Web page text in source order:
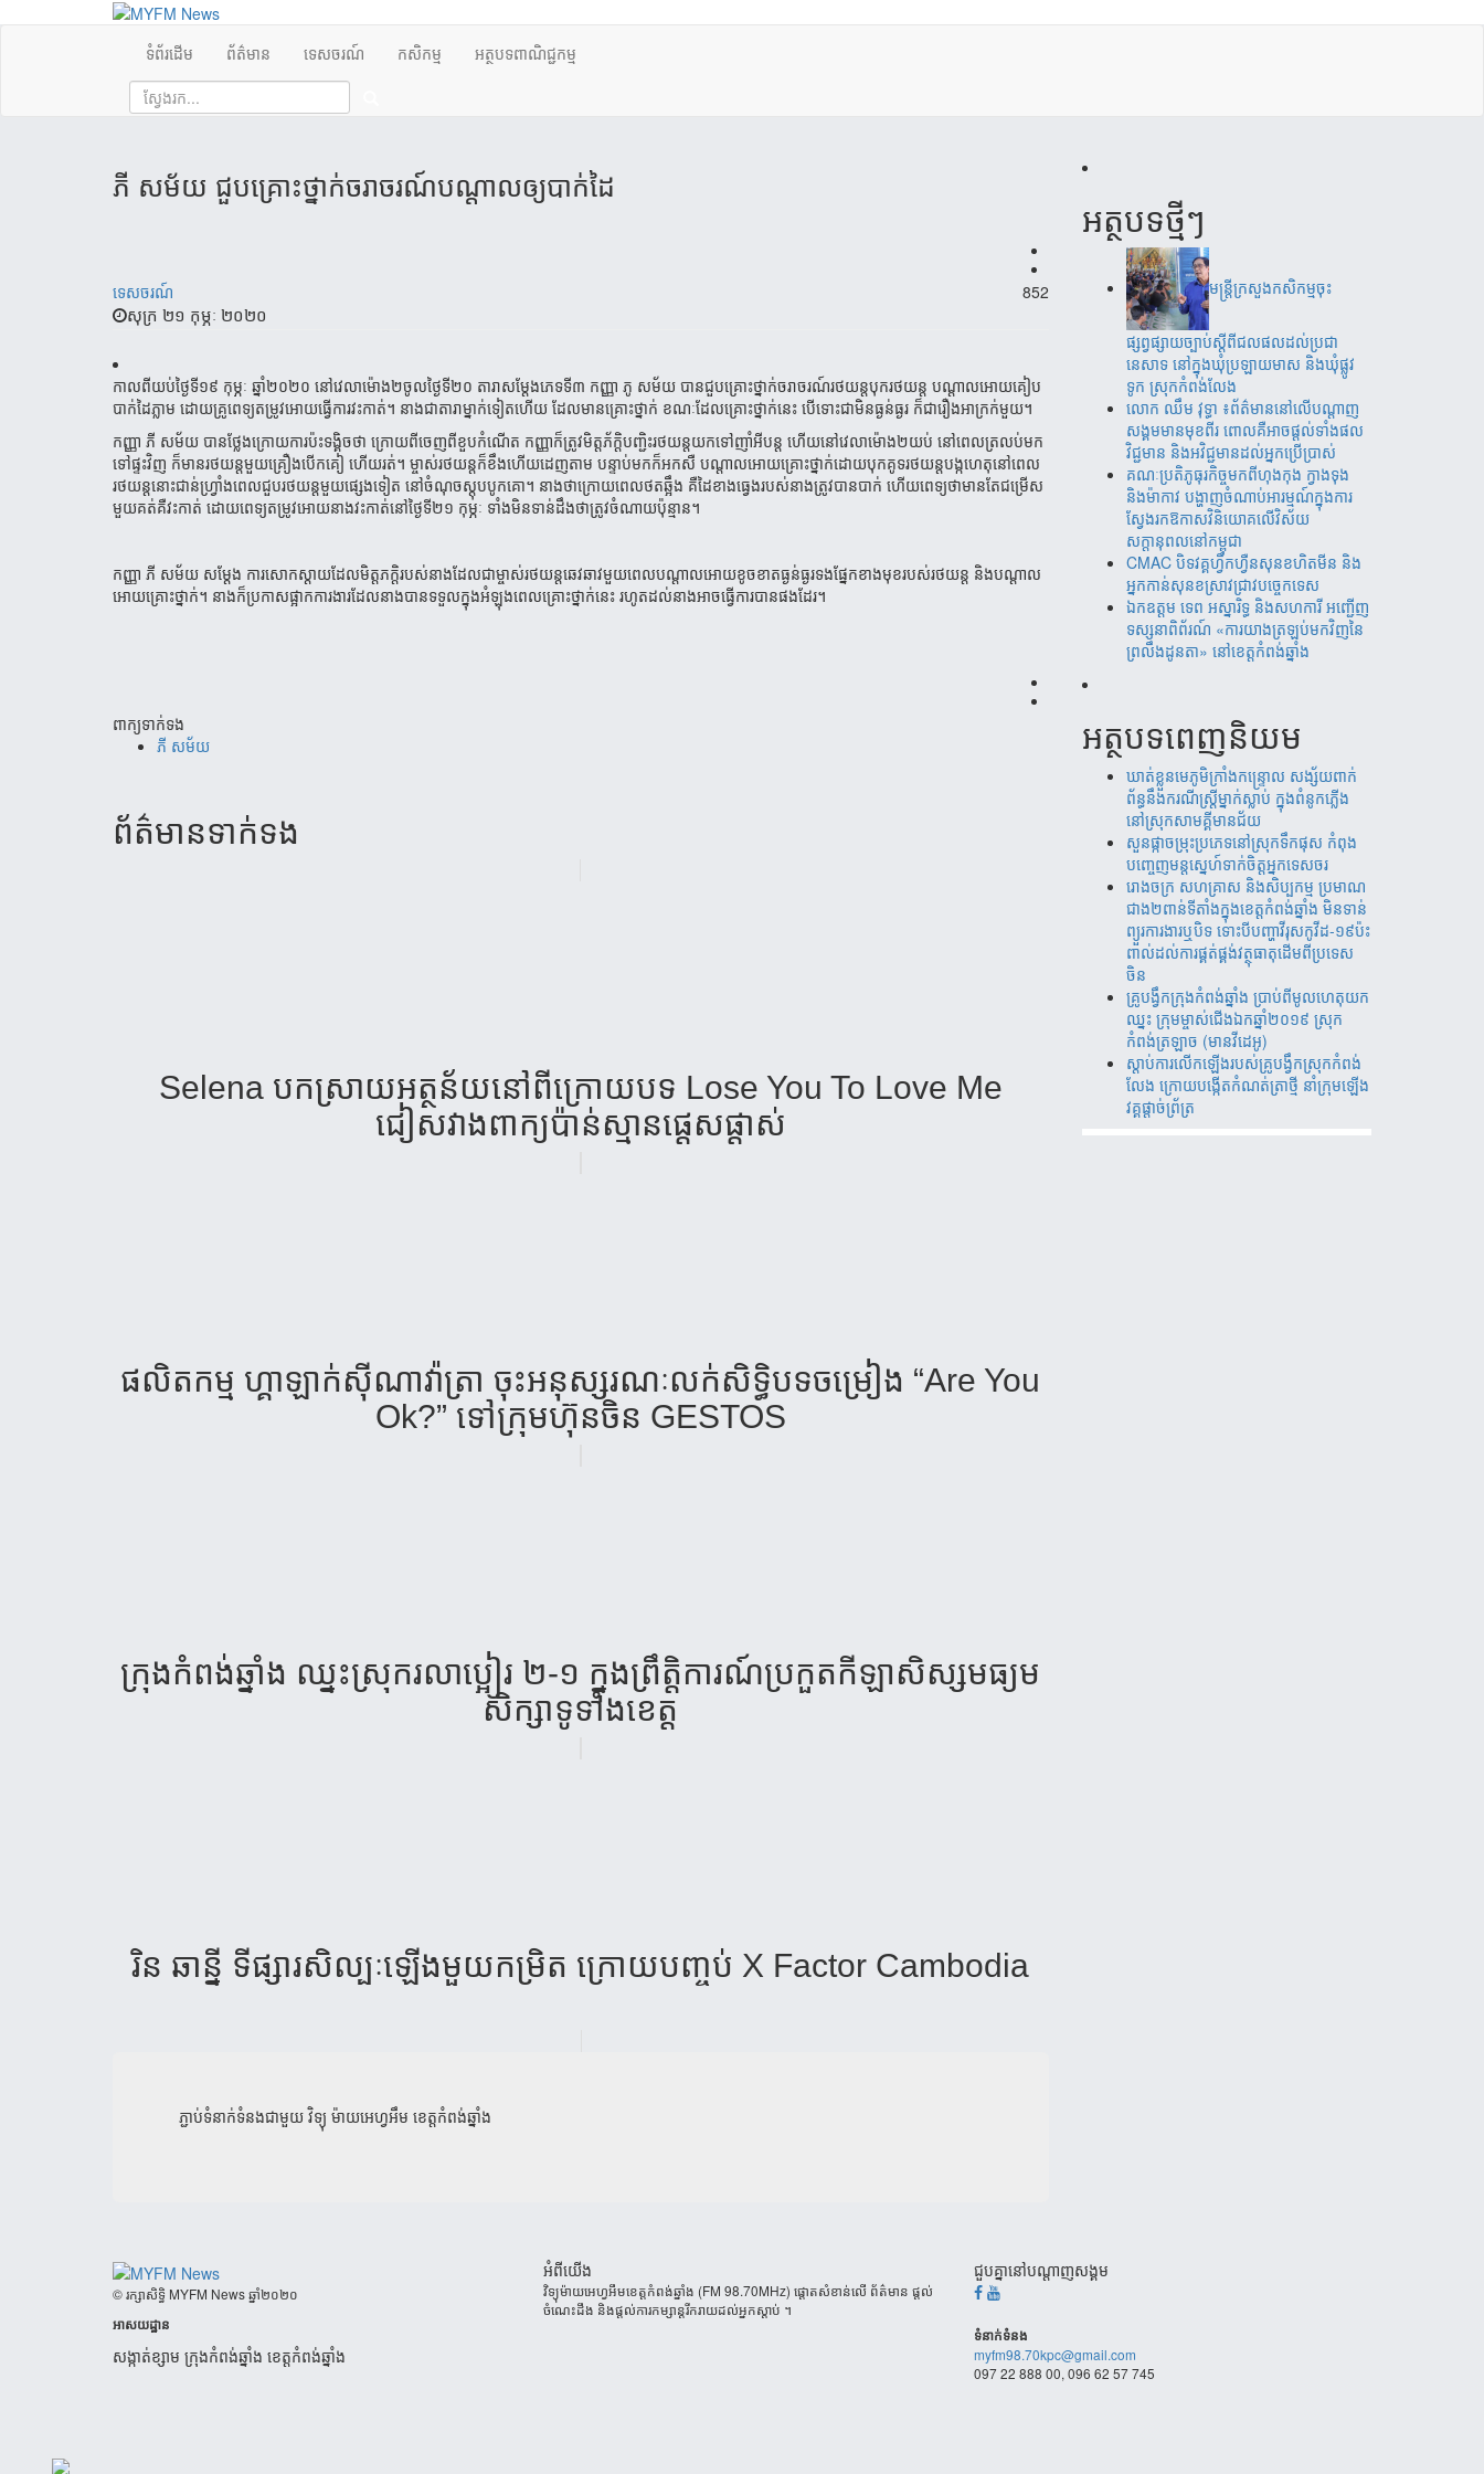
ទំព័រដើម ព័ត៌មាន ទេសចរណ៍ កសិកម្ម អត្ថបទពាណិជ្ជកម្ម
ភី​ សម័យ​ ជួប​គ្រោះ​ថ្នាក់​ចរាចរ​ណ៍​បណ្តាល​ឲ្យ​បាក់​ដៃ​
852
ទេសចរណ៍
សុក្រ ២១ កុម្ភៈ ២០២០
កាលពីយប់ថ្ងៃទី១៩ កុម្ភៈ ឆ្នាំ២០២០ នៅវេលាម៉ោង២ចូលថ្ងៃទី២០ តារាសម្ដែងភេទទី៣ កញ្ញា ភូ សម័យ បាន​ជួប​គ្រោះ​ថ្នាក់​ចរាចរណ៍រថយន្តបុករថយន្ត បណ្ដាលអោយគៀប
បាក់ដៃភ្លាម ដោយគ្រូពេទ្យតម្រូវអោយធ្វើការវះកាត់។ នាង​ជា​តារា​ម្នាក់​ទៀត​ហើយ ដែលមានគ្រោះថ្នាក់ ខណៈដែលគ្រោះថ្នាក់នេះ បើទោះជាមិនធ្ងន់ធ្ងរ ក៏ជារឿងអាក្រក់មួយ។
កញ្ញា ភី សម័យ បានថ្លែងក្រោយការប៉ះទង្គិចថា ក្រោយពីចេញពីខួបកំណើត កញ្ញាក៏ត្រូវមិត្តភ័ក្ដិបញ្ជិះរថយន្តយកទៅញាំអីបន្ត ហើយនៅវេលាម៉ោង២យប់ នៅពេលត្រលប់មក
ទៅផ្ទះវិញ ក៏មានរថយន្តមួយគ្រឿងបើកគៀ ហើយរត់។ ម្ចាស់​រថយន្តក៏​ខឹង​ហើយ​ដេញតាម បន្ទាប់មកក៏អកសឺ បណ្ដាល​អោយគ្រោះថ្នាក់​ដោយបុកគូទរថយន្ត​បង្កហេតុនៅ​ពេល
រថយន្តនោះ​ជាន់ហ្វ្រាំង​ពេលជួប​រថយន្តមួយផ្សេងទៀត នៅចំណុចស្ដុបបូកគោ។ នាងថាក្រោយពេលថតឆ្អឹង គឺដៃខាងធ្វេងរបស់នាងត្រូវបានបាក់ ហើយពេទ្យថាមានតែជម្រើស
មួយគត់គឺវះកាត់ ដោយពេទ្យតម្រូវអោយនាងវះកាត់នៅថ្ងៃទី២១ កុម្ភៈ ទាំង​មិន​ទាន់​ដឹងថា​ត្រូវ​ចំណាយ​ប៉ុន្មាន។
កញ្ញា ភី សម័យ សម្ដែង ការសោកស្ដាយដែលមិត្តភក្តិរបស់នាងដែលជាម្ចាស់រថយន្តឆេវឆាវមួយពេលបណ្ដាលអោយខូចខាត​ធ្ងន់ធ្ងរទងផ្នែកខាងមុខ​របស់រថយន្ត និងបណ្ដាល
អោយគ្រោះថ្នាក់។ នាងក៏ប្រកាសផ្អាកការងារដែល​នាងបានទទួល​ក្នុងអំឡុង​ពេលគ្រោះ​ថ្នាក់នេះ រហូតដល់នាងអាចធ្វើការបានផងដែរ។
ពាក្យទាក់ទង
ភី​ សម័យ
ព័ត៌មាន​ទាក់​ទង
Selena បកស្រាយអត្ថន័យនៅពីក្រោយបទ Lose You To Love Me
ជៀសវាងពាក្យប៉ាន់ស្មានផ្តេសផ្តាស់
ផលិតកម្ម ហ្គាឡាក់ស៊ីណាវ៉ាត្រា ចុះអនុស្សរណៈលក់សិទ្ធិបទចម្រៀង “Are You
Ok?” ទៅក្រុមហ៊ុនចិន GESTOS
ក្រុង​កំពង់​ឆ្នាំង ឈ្នះស្រុករលា​ប្អៀរ ២-១ ក្នុងព្រឹត្តិការណ៍​ប្រកួតកីឡាសិស្សមធ្យម​
សិក្សាទូទាំងខេត្ត
រិន ឆាន្នី ទីផ្សារ​សិល្បៈ​ឡើងមួយកម្រិត ក្រោយបញ្ចប់ X Factor Cambodia
ភ្ជាប់ទំនាក់ទំនងជាមួយវិទ្យុ ម៉ាយអេហ្វអឹម ខេត្តកំពង់ឆ្នាំង
អត្ថបទថ្មីៗ
មន្ត្រីក្រសួងកសិកម្មចុះ
ផ្សព្វផ្សាយច្បាប់ស្តីពីជលផលដល់ប្រជា
នេសាទ នៅក្នុងឃុំប្រឡាយមាស និងឃុំផ្លូវ
ទូក ស្រុកកំពង់លែង
‎​លោក ឈឹម វុទ្ធា ៖ព័ត៌មាននៅលើបណ្តាញ
សង្គមមានមុខពីរ ពោលគឺអាចផ្តល់ទាំងផល
វិជ្ជមាន និងអវិជ្ជមានដល់អ្នកប្រើប្រាស់
គណៈប្រតិភូធុរកិច្ចមកពីហុងកុង ក្វាងទុង
និងម៉ាកាវ បង្ហាញចំណាប់អារម្មណ៍ក្នុងការ
ស្វែងរកឱកាសវិនិយោគលើវិស័យ
សក្តានុពលនៅកម្ពុជា
CMAC បិទវគ្គហ្វឹកហ្វឺនសុនខហិតមីន និង
អ្នកកាន់សុនខស្រាវជ្រាវបច្ចេកទេស
ឯកឧត្តម ទេព អស្នារិទ្ធ និងសហការី អញ្ជើញ
ទស្សនាពិព័រណ៍ «ការយាងត្រឡប់មកវិញនៃ
ព្រលឹងដូនតា» នៅខេត្តកំពង់ឆ្នាំង
អត្ថបទពេញនិយម
ឃាត់​ខ្លួន​មេភូមិ​ក្រាំង​កន្រ្ទោល សង្ស័យ​ពាក់
ព័ន្ធ​នឹ​ង​​ករណី​ស្រ្តីម្នាក់​ស្លាប់ ​ក្នុង​ពំនូក​ភ្លើង​
នៅស្រុក​សាម​គ្គីមាន​ជ័យ
សួន​​ផ្កា​ច​ម្រុះ​​ប្រភេទ​​នៅ​​ស្រុក​​​ទឹក​​ផុស​​ កំពុង​​
បញ្ចេញ​​​មន្តស្នេហ៍​​​​ទាក់​​​ចិត្ត​​អ្នកទេស​​ចរ​
រោងចក្រ ​សហគ្រាស​ និងសិប្បកម្ម ប្រមាណ​​​
ជាង​​២ពាន់​​ទីតាំង​​ក្នុង​​ខេត្តកំពង់​ឆ្នាំង​ មិន​ទាន់
ព្យួរការងារ​ឬបិទ ទោះបីបញ្ហាវីរុសកូវីដ-១៩ប៉ះ
ពាល់ដល់ការ​ផ្គត់​ផ្គង់​វត្ថុ​ធាតុ​​ដើម​​ពី​​ប្រទេស​
ចិន​
គ្រូបង្វឹកក្រុងកំពង់ឆ្នាំង ប្រាប់ពីមូលហេតុយក
ឈ្នះ ក្រុមម្ចាស់ជើងឯកឆ្នាំ២០១៩ ស្រុក
កំពង់ត្រឡាច (មានវីដេអូ)
ស្តាប់ការលើកឡើងរបស់គ្រូបង្វឹកស្រុកកំពង់
លែង ក្រោយបង្កើតកំណត់ត្រាថ្មី នាំក្រុមឡើង
វគ្គផ្តាច់ព័្រត្រ
​© រក្សា​សិទ្ធិ​ MYFM News ឆ្នាំ​២០២០
អាសយដ្ឋាន
សង្កាត់ខ្សាម ក្រុងកំពង់ឆ្នាំង ខេត្តកំពង់ឆ្នាំង
អំពីយើង
វិទ្យុម៉ាយអេហ្វអឹមខេត្តកំពង់ឆ្នាំង (FM 98.70MHz) ផ្តោតសំខាន់លើ ព័ត៌មាន ផ្តល់
ចំណេះដឹង និងផ្តល់ការកម្សាន្តរីករាយដល់អ្នកស្តាប់ ។
ជួបគ្នានៅបណ្តាញសង្គម
ទំនាក់​ទំនង
myfm98.70kpc@gmail.com
097 22 888 00, 096 62 57 745